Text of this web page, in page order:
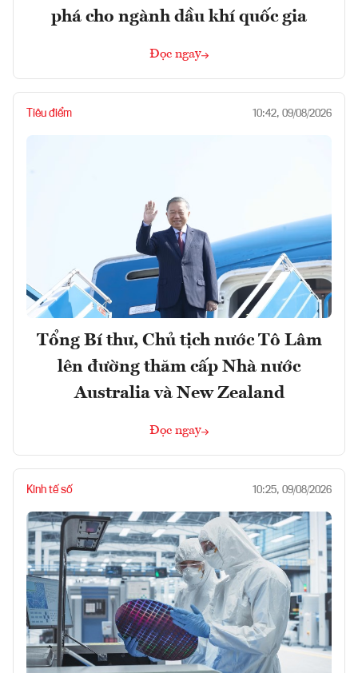
phá cho ngành dầu khí quốc gia
Đọc ngay
Tiêu điểm 10:42, 09/08/2026
Tổng Bí thư, Chủ tịch nước Tô Lâm
lên đường thăm cấp Nhà nước
Australia và New Zealand
Đọc ngay
Kinh tế số 10:25, 09/08/2026